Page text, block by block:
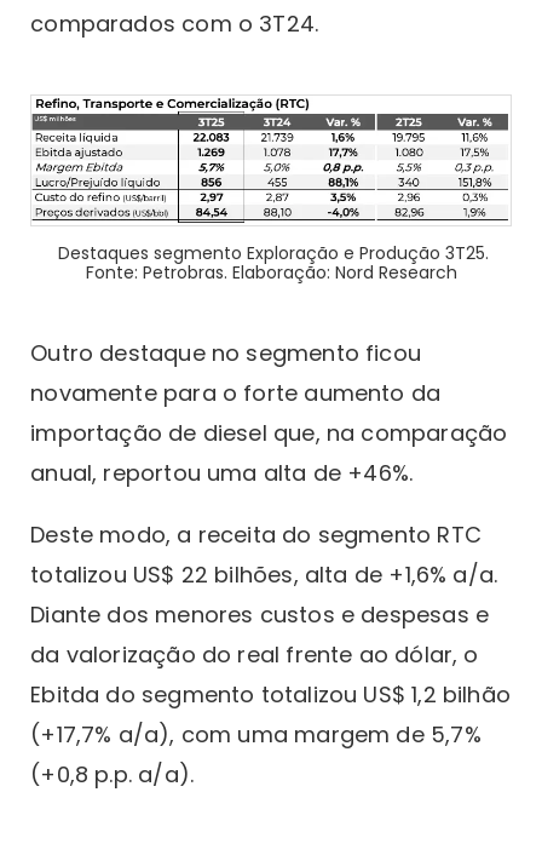
comparados com o 3T24.
Destaques segmento Exploração e Produção 3T25.
Fonte: Petrobras. Elaboração: Nord Research
Outro destaque no segmento ficou
novamente para o forte aumento da
importação de diesel que, na comparação
anual, reportou uma alta de +46%.
Deste modo, a receita do segmento RTC
totalizou US$ 22 bilhões, alta de +1,6% a/a.
Diante dos menores custos e despesas e
da valorização do real frente ao dólar, o
Ebitda do segmento totalizou US$ 1,2 bilhão
(+17,7% a/a), com uma margem de 5,7%
(+0,8 p.p. a/a).